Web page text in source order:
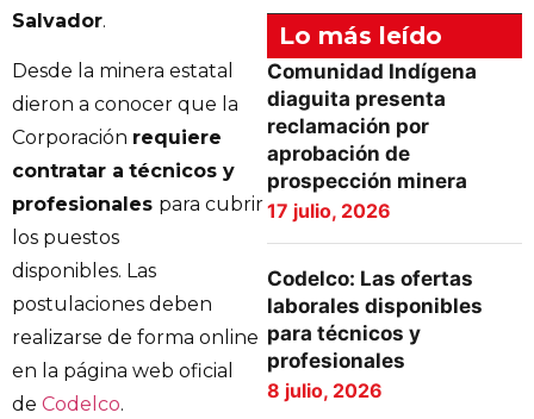
Salvador.
Desde la minera estatal
dieron a conocer que la
Corporación requiere
contratar a técnicos y
profesionales para cubrir
los puestos
disponibles. Las
postulaciones deben
realizarse de forma online
en la página web oficial
de Codelco.
Lo más leído
Comunidad Indígena
diaguita presenta
reclamación por
aprobación de
prospección minera
17 julio, 2026
Codelco: Las ofertas
laborales disponibles
para técnicos y
profesionales
8 julio, 2026